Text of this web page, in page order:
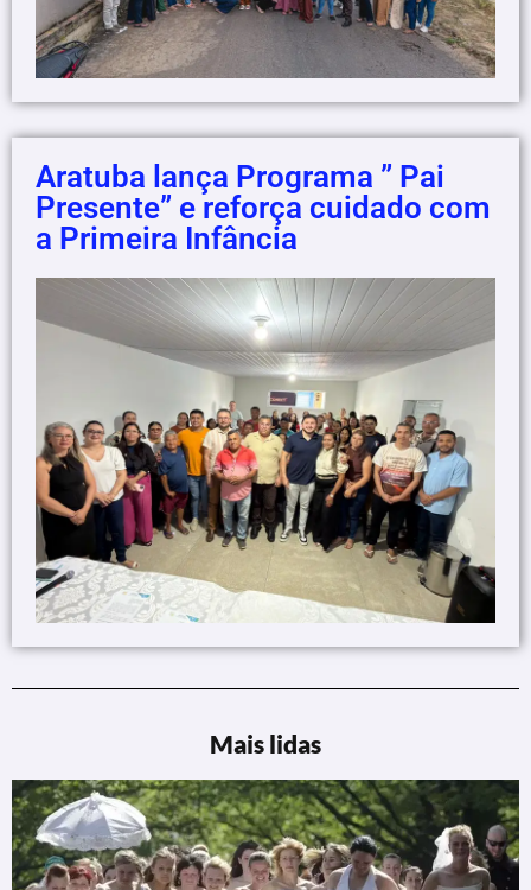
Aratuba lança Programa ” Pai
Presente” e reforça cuidado com
a Primeira Infância
Mais lidas